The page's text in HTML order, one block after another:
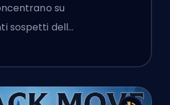
su
sospetti dell…